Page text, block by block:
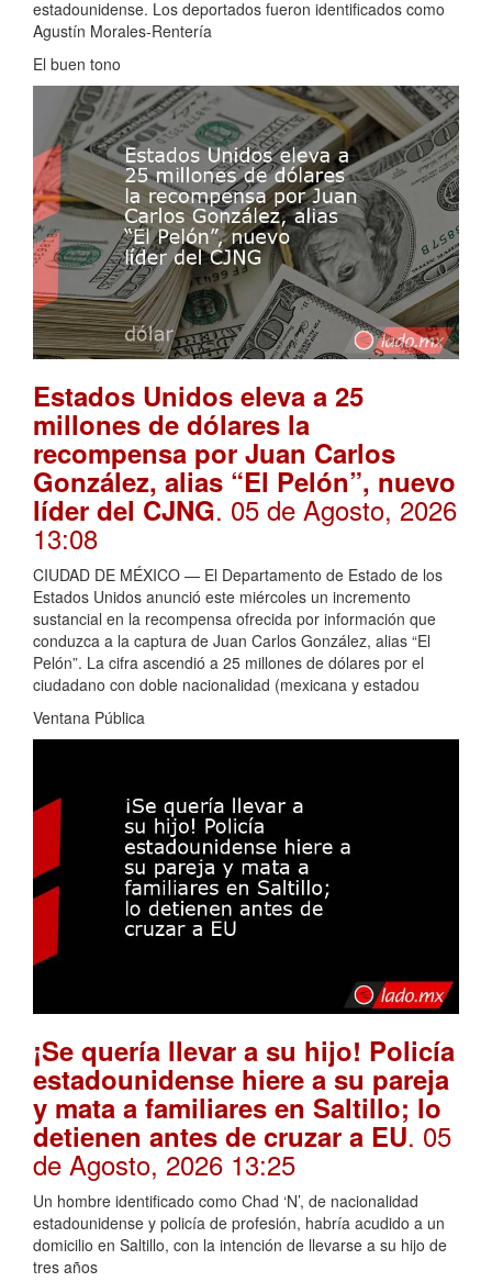
estadounidense. Los deportados fueron identificados como
Agustín Morales-Rentería
El buen tono
Estados Unidos eleva a 25
millones de dólares la
recompensa por Juan Carlos
González, alias “El Pelón”, nuevo
líder del CJNG. 05 de Agosto, 2026
13:08
CIUDAD DE MÉXICO — El Departamento de Estado de los
Estados Unidos anunció este miércoles un incremento
sustancial en la recompensa ofrecida por información que
conduzca a la captura de Juan Carlos González, alias “El
Pelón”. La cifra ascendió a 25 millones de dólares por el
ciudadano con doble nacionalidad (mexicana y estadou
Ventana Pública
¡Se quería llevar a su hijo! Policía
estadounidense hiere a su pareja
y mata a familiares en Saltillo; lo
detienen antes de cruzar a EU. 05
de Agosto, 2026 13:25
Un hombre identificado como Chad ‘N’, de nacionalidad
estadounidense y policía de profesión, habría acudido a un
domicilio en Saltillo, con la intención de llevarse a su hijo de
tres años